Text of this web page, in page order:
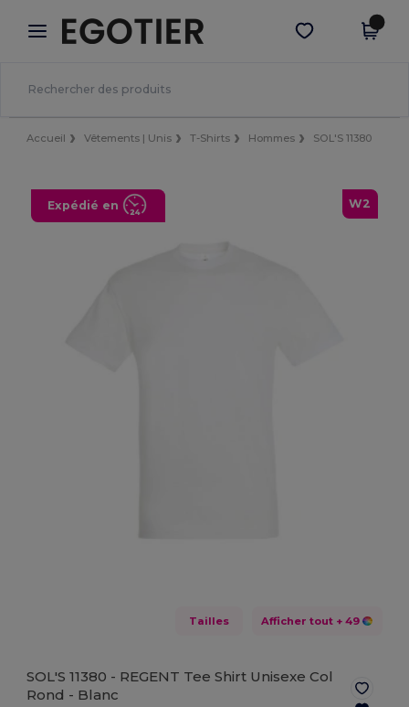
× Appli Egotier
Meilleurs prix sur l’app !
Obtenir l'appli
Accueil Vêtements | Unis T-Shirts Hommes SOL'S 11380
W2
Expédié en
Tailles Afficher tout + 49
SOL'S 11380 - REGENT Tee Shirt Unisexe Col
Rond - Blanc